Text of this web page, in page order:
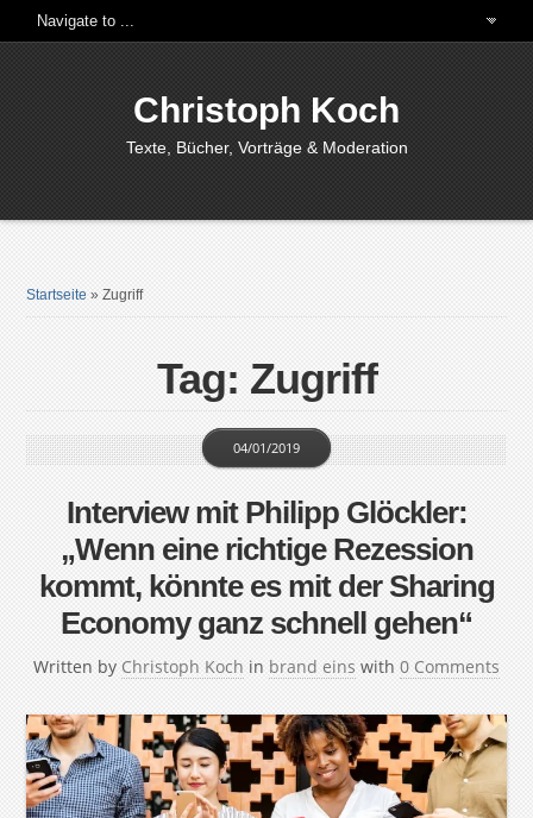
Christoph Koch
Texte, Bücher, Vorträge & Moderation
Startseite »Zugriff
Tag: Zugriff
Interview mit Philipp Glöckler:
„Wenn eine richtige Rezession
kommt, könnte es mit der Sharing
Economy ganz schnell gehen“
Written by Christoph Koch
04/01/2019
in brand eins with 0 Comments